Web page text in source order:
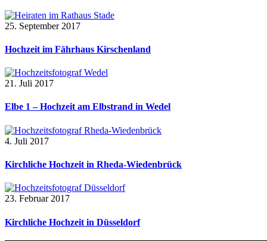
25. September 2017
Hochzeit im Fährhaus Kirschenland
21. Juli 2017
Elbe 1 – Hochzeit am Elbstrand in Wedel
4. Juli 2017
Kirchliche Hochzeit in Rheda-Wiedenbrück
23. Februar 2017
Kirchliche Hochzeit in Düsseldorf